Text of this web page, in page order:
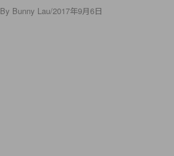
By Bunny Lau/2017年9月6日